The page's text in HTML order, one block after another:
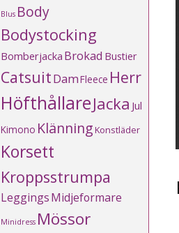
Blus Body
Bodystocking
Bomberjacka Brokad Bustier
CatsuitDamFleece Herr
HöfthållareJacka Jul
Kimono KlänningKonstläder
Korsett
Kroppsstrumpa
LeggingsMidjeformare
Minidress Mössor